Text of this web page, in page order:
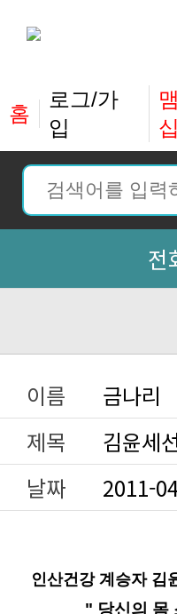
홈
입 십
전
이름
금나리
제목
김윤세
날짜
2011-
인산건강 계승자 김
" 당신의 몸